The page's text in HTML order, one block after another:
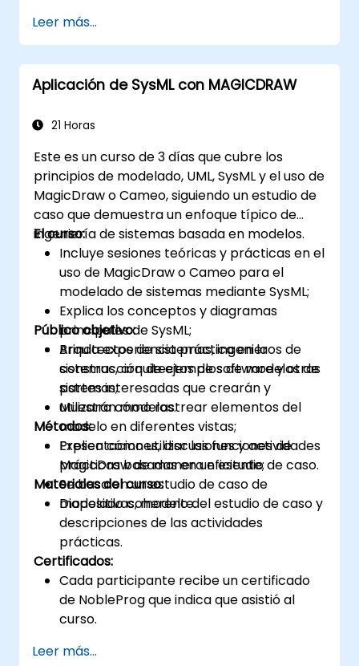
Leer más...
Aplicación de SysML con MAGICDRAW
21 Horas
Este es un curso de 3 días que cubre los
principios de modelado, UML, SysML y el uso de
MagicDraw o Cameo, siguiendo un estudio de
caso que demuestra un enfoque típico de
ingeniería de sistemas basada en modelos.
El curso:
Incluye sesiones teóricas y prácticas en el
uso de MagicDraw o Cameo para el
modelado de sistemas mediante SysML;
Explica los conceptos y diagramas
principales de SysML;
Brinda experiencia práctica en la
construcción de ejemplos de modelos de
sistemas;
Muestra cómo rastrear elementos del
modelo en diferentes vistas;
Explica cómo utilizar las funciones de
MagicDraw de manera eficiente;
Se basa en un estudio de caso de
modelado coherente.
Público objetivo:
Arquitectos de sistemas, ingenieros de
sistemas, arquitectos de software y otras
partes interesadas que crearán y
utilizarán modelos.
Métodos:
Presentaciones, discusiones y actividades
prácticas basadas en un estudio de caso.
Materiales del curso:
Diapositivas, modelo del estudio de caso y
descripciones de las actividades
prácticas.
Certificados:
Cada participante recibe un certificado
de NobleProg que indica que asistió al
curso.
Leer más...